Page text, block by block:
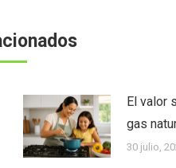
El valor
gas
30 julio,